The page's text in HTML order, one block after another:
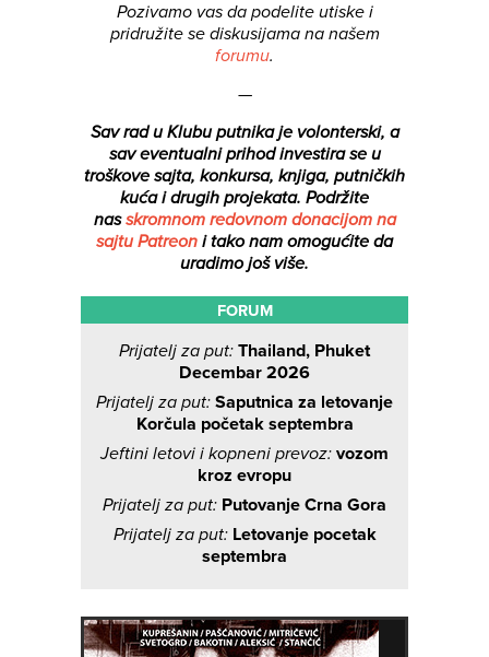
Pozivamo vas da podelite utiske i
pridružite se diskusijama na našem
forumu.
—
Sav rad u Klubu putnika je volonterski, a
sav eventualni prihod investira se u
troškove sajta, konkursa, knjiga, putničkih
kuća i drugih projekata. Podržite
nasskromnom redovnom donacijom na
sajtu Patreon i tako nam omogućite da
uradimo još više.
FORUM
Prijatelj za put: Thailand, Phuket
Decembar 2026
Prijatelj za put: Saputnica za letovanje
Korčula početak septembra
Jeftini letovi i kopneni prevoz: vozom
kroz evropu
Prijatelj za put: Putovanje Crna Gora
Prijatelj za put: Letovanje pocetak
septembra